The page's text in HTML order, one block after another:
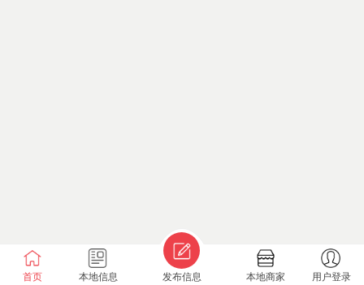
首页 本地信息 发布信息 本地商家 用户登录